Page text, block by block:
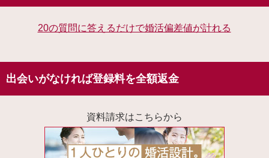
20の質問に答えるだけで婚活偏差値が計れる
出会いがなければ登録料を全額返金
資料請求はこちらから